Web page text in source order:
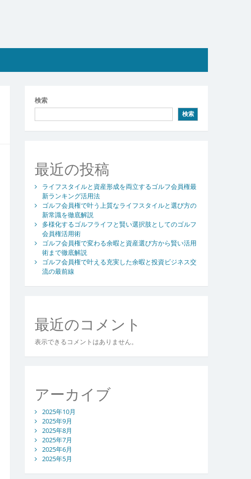
検索
検索
最近の投稿
ライフスタイルと資産形成を両立するゴルフ会員権最
新ランキング活用法
ゴルフ会員権で叶う上質なライフスタイルと選び方の
新常識を徹底解説
多様化するゴルフライフと賢い選択肢としてのゴルフ
会員権活用術
ゴルフ会員権で変わる余暇と資産選び方から賢い活用
術まで徹底解説
ゴルフ会員権で叶える充実した余暇と投資ビジネス交
流の最前線
最近のコメント
表示できるコメントはありません。
アーカイブ
2025年10月
2025年9月
2025年8月
2025年7月
2025年6月
2025年5月